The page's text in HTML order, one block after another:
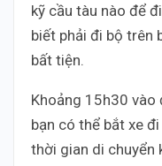
kỹ cầu tàu nào để
biết phải đi bộ trên
bất tiện.
Khoảng 15h30 vào
bạn có thể bắt xe
thời gian di chuyển